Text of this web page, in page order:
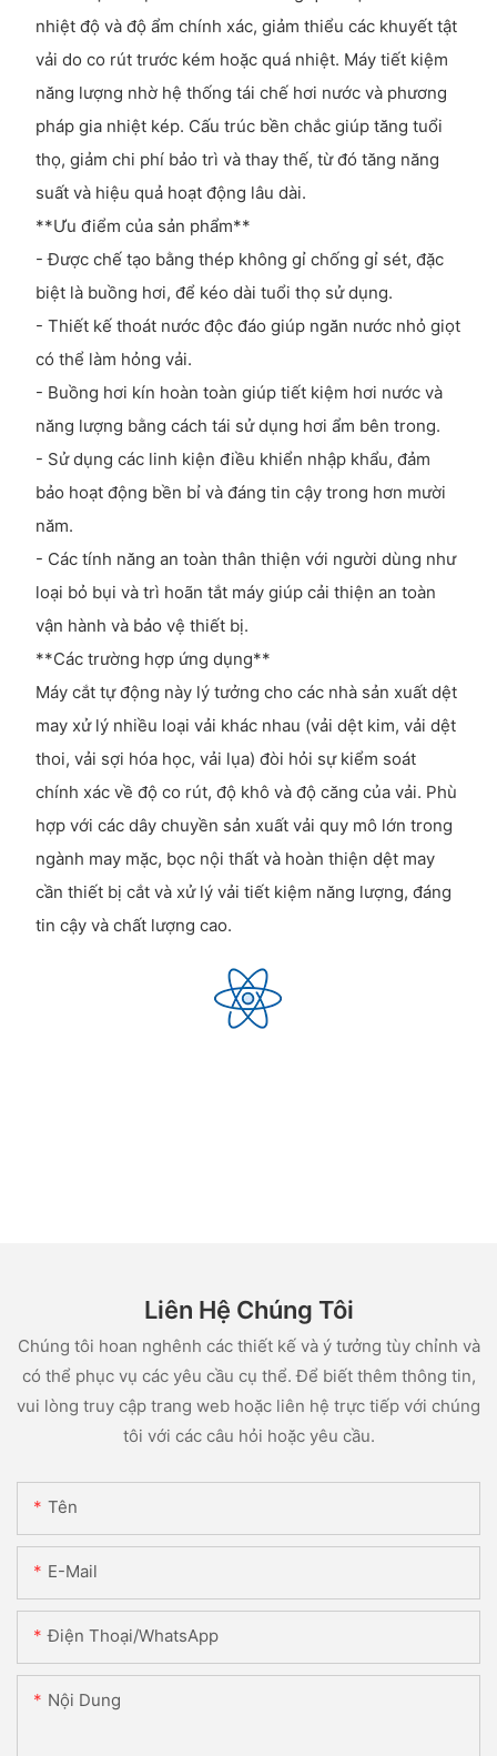
nhiệt độ và độ ẩm chính xác, giảm thiểu các khuyết tật
vải do co rút trước kém hoặc quá nhiệt. Máy tiết kiệm
năng lượng nhờ hệ thống tái chế hơi nước và phương
pháp gia nhiệt kép. Cấu trúc bền chắc giúp tăng tuổi
thọ, giảm chi phí bảo trì và thay thế, từ đó tăng năng
suất và hiệu quả hoạt động lâu dài.
**Ưu điểm của sản phẩm**
- Được chế tạo bằng thép không gỉ chống gỉ sét, đặc
biệt là buồng hơi, để kéo dài tuổi thọ sử dụng.
- Thiết kế thoát nước độc đáo giúp ngăn nước nhỏ giọt
có thể làm hỏng vải.
- Buồng hơi kín hoàn toàn giúp tiết kiệm hơi nước và
năng lượng bằng cách tái sử dụng hơi ẩm bên trong.
- Sử dụng các linh kiện điều khiển nhập khẩu, đảm
bảo hoạt động bền bỉ và đáng tin cậy trong hơn mười
năm.
- Các tính năng an toàn thân thiện với người dùng như
loại bỏ bụi và trì hoãn tắt máy giúp cải thiện an toàn
vận hành và bảo vệ thiết bị.
**Các trường hợp ứng dụng**
Máy cắt tự động này lý tưởng cho các nhà sản xuất dệt
may xử lý nhiều loại vải khác nhau (vải dệt kim, vải dệt
thoi, vải sợi hóa học, vải lụa) đòi hỏi sự kiểm soát
chính xác về độ co rút, độ khô và độ căng của vải. Phù
hợp với các dây chuyền sản xuất vải quy mô lớn trong
ngành may mặc, bọc nội thất và hoàn thiện dệt may
cần thiết bị cắt và xử lý vải tiết kiệm năng lượng, đáng
tin cậy và chất lượng cao.
Liên Hệ Chúng Tôi
Chúng tôi hoan nghênh các thiết kế và ý tưởng tùy chỉnh và
có thể phục vụ các yêu cầu cụ thể. Để biết thêm thông tin,
vui lòng truy cập trang web hoặc liên hệ trực tiếp với chúng
tôi với các câu hỏi hoặc yêu cầu.
Tên
E-Mail
Điện Thoại/WhatsApp
Nội Dung